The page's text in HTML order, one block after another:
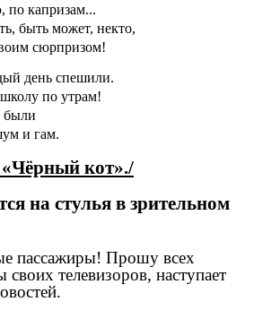
капризам...
может, некто,
сюрпризом!
день спешили.
по утрам!
и гам.
кот»./
на стулья в зрительном
пассажиры! Прошу всех
телевизоров, наступает